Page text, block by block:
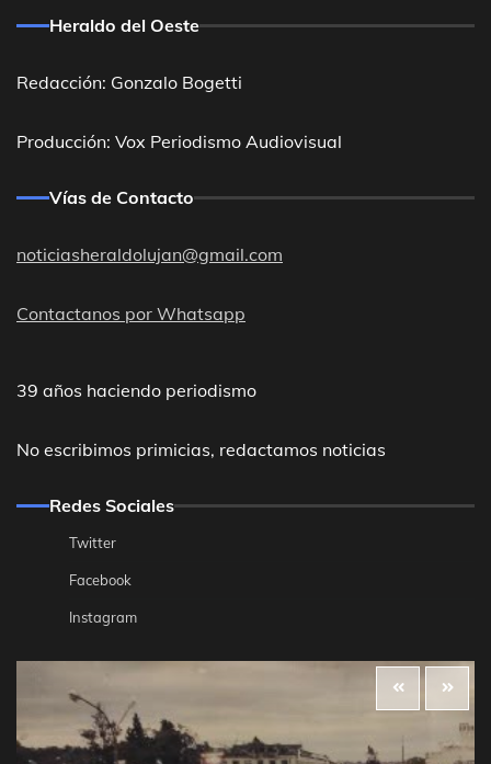
Heraldo del Oeste
Redacción: Gonzalo Bogetti
Producción: Vox Periodismo Audiovisual
Vías de Contacto
noticiasheraldolujan@gmail.com
Contactanos por Whatsapp
39 años haciendo periodismo
No escribimos primicias, redactamos noticias
Redes Sociales
Twitter
Facebook
Instagram